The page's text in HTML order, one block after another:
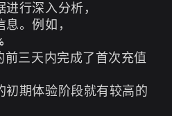
行深入分析，
。例如，
前三天内完成了首次充值
初期体验阶段就有较高的